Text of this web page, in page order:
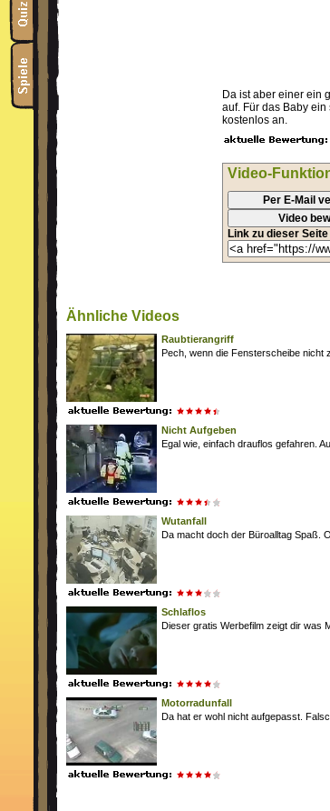
Da ist aber einer ein
auf. Für das Baby
kostenlos an.
Video-
Per E-Mail
Video
Link zu dieser
Ähnliche Videos
Raubtierangriff
Pech, wenn die Fensterscheibe nicht
Nicht Aufgeben
Egal wie, einfach drauflos gefahren.
Wutanfall
Da macht doch der Büroalltag Spaß.
Schlaflos
Dieser gratis Werbefilm zeigt dir was
Motorradunfall
Da hat er wohl nicht aufgepasst.